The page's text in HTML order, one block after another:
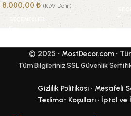
8.000,00 ₺ (KDV Dahil)
SEÇENEKLER
© 2025 • MostDecor.com •
Tüm Bilgileriniz SSL Güvenlik
Gizlilik Politikası • Mesafeli
Teslimat Koşulları• İptal ve